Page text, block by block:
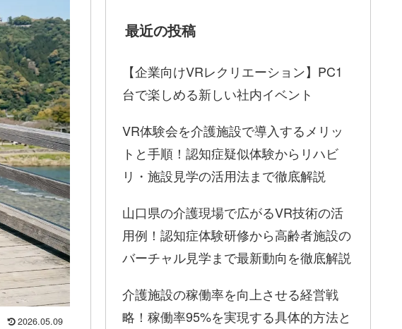
2026.05.09
最近の投稿
【企業向けVRレクリエーション】PC1
台で楽しめる新しい社内イベント
VR体験会を介護施設で導入するメリッ
トと手順！認知症疑似体験からリハビ
リ・施設見学の活用法まで徹底解説
山口県の介護現場で広がるVR技術の活
用例！認知症体験研修から高齢者施設の
バーチャル見学まで最新動向を徹底解説
介護施設の稼働率を向上させる経営戦
略！稼働率95%を実現する具体的方法と